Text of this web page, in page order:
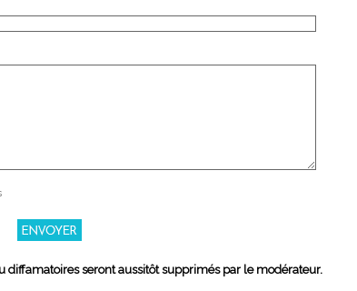
diffamatoires seront aussitôt supprimés par le modérateur.